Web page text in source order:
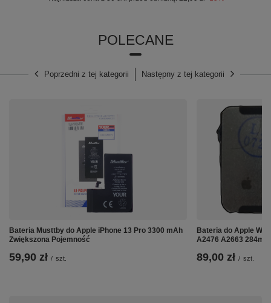
➡️ 3 pęsety do różnych zastosowań
W zestawie znajdują się trzy typy pęset, dzięki czemu
łatwiej dopasować narzędzie do konkretnej pracy:
pęseta spiczasta – do bardzo precyzyjnego
chwytania małych elementów,
ciasnych i trudno dostępnych miejscach,
pęseta tępa – odpowiednia do nieco cięższych
zadań; rowkowana powierzchnia poprawia chwyt
śrub i innych drobnych części.
POLECANE
Poprzedni z tej kategorii Następny z tej kategorii
Bateria Musttby do Apple iPhone 13 Pro 3300 mAh
Zwiększona Pojemność
59,90 zł / szt.
Bateria do Apple
A2476 A2663
89,00 zł / szt.